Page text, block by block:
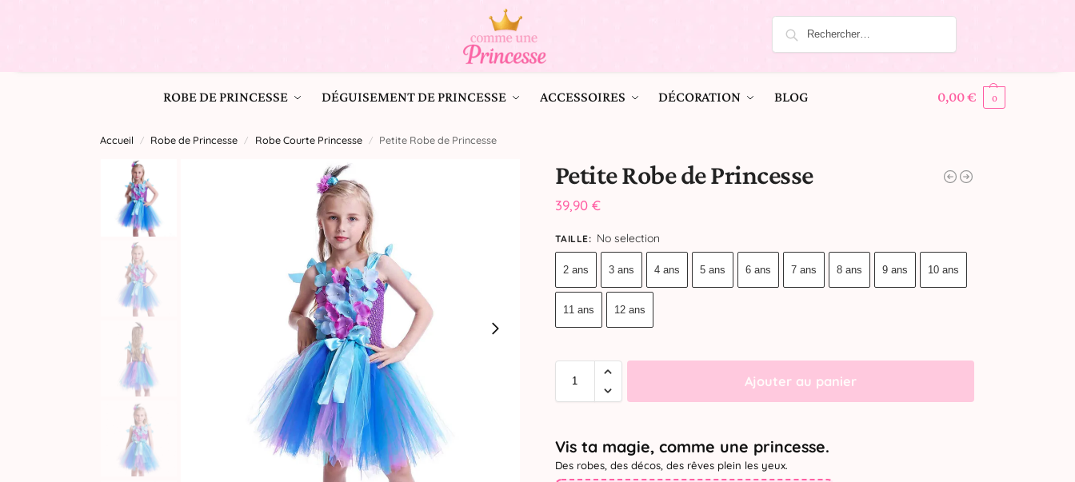
ROBE DE PRINCESSE DÉGUISEMENT DE PRINCESSE ACCESSOIRES DÉCORATION BLOG 0,00€ 0
Accueil / Robe de Princesse / Robe Courte Princesse / Petite Robe de Princesse
Petite Robe de Princesse
39,90 €
TAILLE: No selection
2 ans 3 ans 4 ans 5 ans 6 ans 7 ans 8 ans 9 ans 10 ans
11 ans 12 ans
Ajouter au panier
Vis ta magie, comme une princesse.
Des robes, des décos, des rêves plein les yeux.